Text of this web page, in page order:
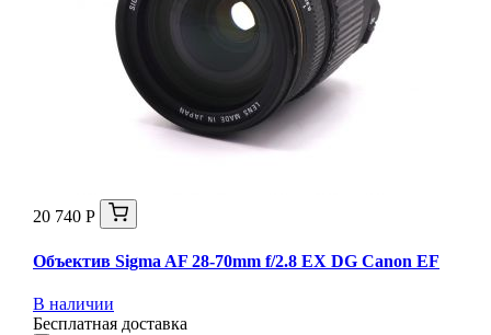
20 740 Р
Объектив Sigma AF 28-70mm f/2.8 EX DG Canon EF
В наличии
Бесплатная доставка